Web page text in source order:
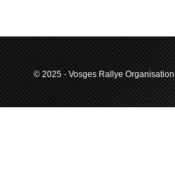
© 2025 - Vosges Rallye Organisation